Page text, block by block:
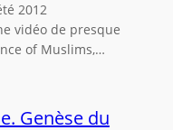
2012
vidéo de presque
of Muslims,…
Genèse du